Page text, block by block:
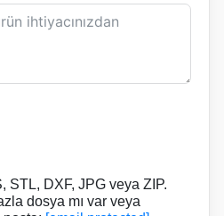
STL, DXF, JPG veya ZIP.
dosya mı var veya